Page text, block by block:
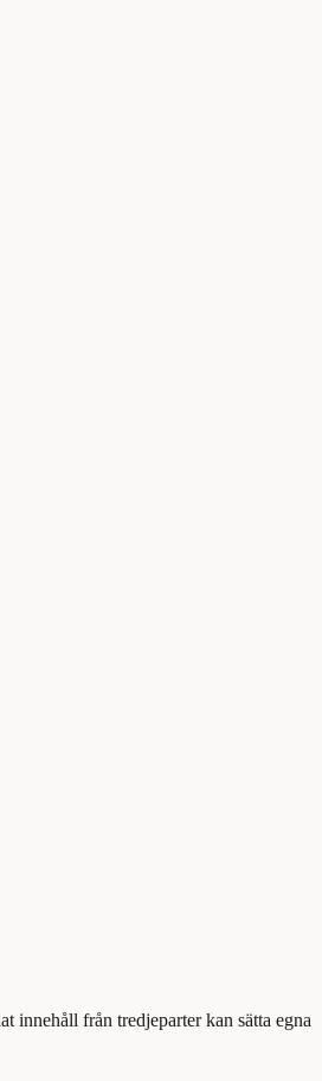
innehåll från tredjeparter kan sätta egna